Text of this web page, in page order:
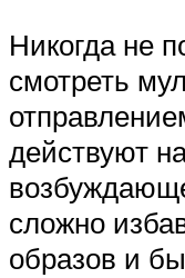
Никогда не
смотреть
действуют
сложно
образов и